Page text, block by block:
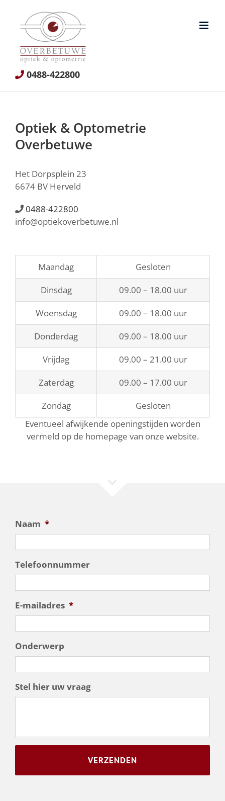
inhoud
0488-422800
Optiek & Optometrie
Overbetuwe
Het Dorpsplein 23
6674 BV Herveld
0488-422800
info@optiekoverbetuwe.nl
Maandag
Gesloten
Dinsdag
09.00 – 18.00 uur
Woensdag
09.00 – 18.00 uur
Donderdag
09.00 – 18.00 uur
Vrijdag
09.00 – 21.00 uur
Zaterdag
09.00 – 17.00 uur
Zondag
Gesloten
Eventueel afwijkende openingstijden worden
vermeld op de homepage van onze website.
Naam *
Telefoonnummer
E-mailadres *
Onderwerp
Stel hier uw vraag